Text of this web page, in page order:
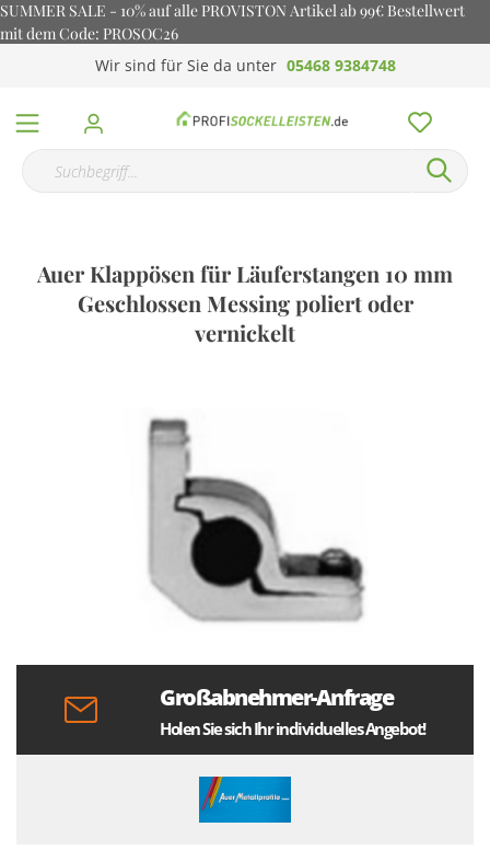
SUMMER SALE - 10% auf alle PROVISTON Artikel ab 99€ Bestellwert
mit dem Code: PROSOC26
Wir sind für Sie da unter 05468 9384748
Auer Klappösen für Läuferstangen 10 mm
Geschlossen Messing poliert oder
vernickelt
Großabnehmer-Anfrage
Holen Sie sich Ihr individuelles Angebot!